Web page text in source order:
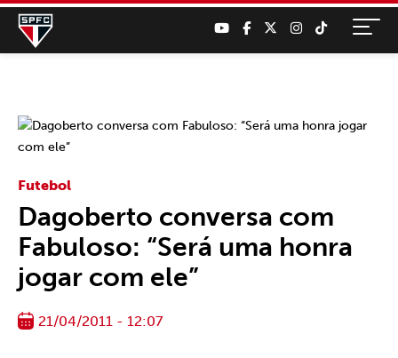
Futebol
Dagoberto conversa com
Fabuloso: “Será uma honra
jogar com ele”
21/04/2011 - 12:07